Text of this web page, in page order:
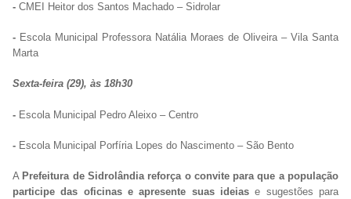
- CMEI Heitor dos Santos Machado – Sidrolar
- Escola Municipal Professora Natália Moraes de Oliveira – Vila Santa
Marta
Sexta-feira (29), às 18h30
- Escola Municipal Pedro Aleixo – Centro
- Escola Municipal Porfíria Lopes do Nascimento – São Bento
A Prefeitura de Sidrolândia reforça o convite para que a população
participe das oficinas e apresente suas ideias e sugestões para